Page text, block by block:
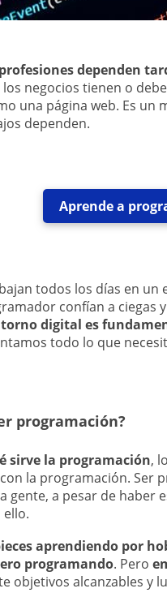
dependen
negocios tienen o
una página web. Es un
dependen.
Aprende a
todos los días en un
confían a ciegas
digital es
todo lo que
programación?
sirve la programación,
la programación. Ser
gente, a pesar de haber
ello.
aprendiendo por
programando. Pero
objetivos alcanzables y